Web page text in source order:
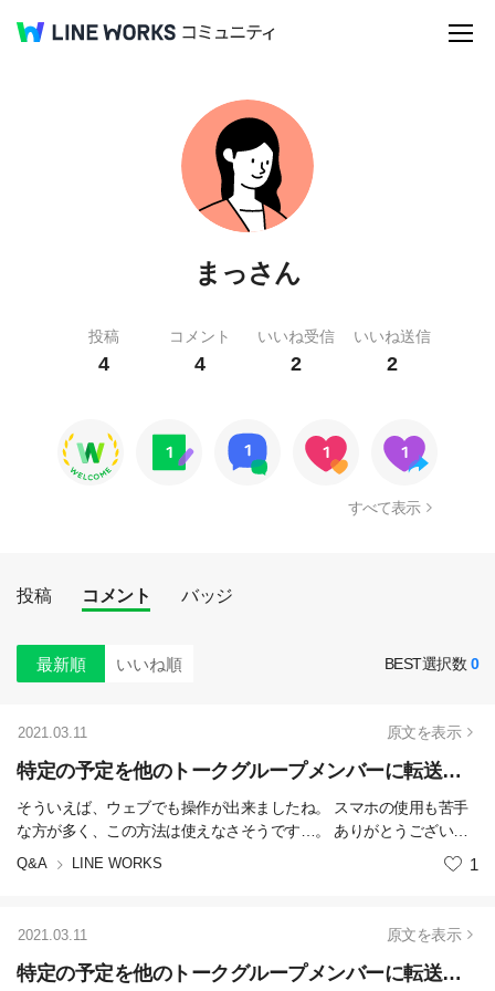
まっさん
投稿
4
コメント
4
いいね受信
2
いいね送信
2
すべて表示
投稿 コメント バッジ
最新順 いいね順 BEST選択数 0
原文を表示
特定の予定を他のトークグループメンバーに転送または共有したい
そういえば、ウェブでも操作が出来ましたね。 スマホの使用も苦手
な方が多く、この方法は使えなさそうです…。 ありがとうございま
す。
Q&A LINE WORKS
2021.03.11
いいね
1
原文を表示
特定の予定を他のトークグループメンバーに転送または共有したい
2021.03.11